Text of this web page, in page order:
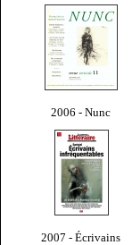
2006 - Nunc
2007 - Écrivains